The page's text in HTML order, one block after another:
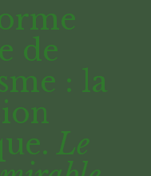
de
: la
Le